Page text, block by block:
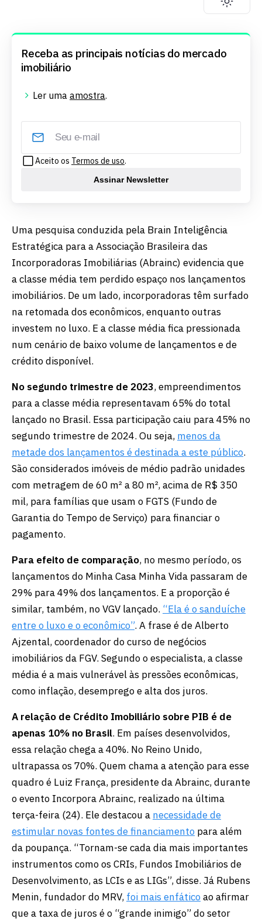
Receba as principais notícias do mercado
imobiliário
Ler uma amostra.
Aceito os Termos de uso.
Assinar Newsletter
Uma pesquisa conduzida pela Brain Inteligência
Estratégica para a Associação Brasileira das
Incorporadoras Imobiliárias (Abrainc) evidencia que
a classe média tem perdido espaço nos lançamentos
imobiliários. De um lado, incorporadoras têm surfado
na retomada dos econômicos, enquanto outras
investem no luxo. E a classe média fica pressionada
num cenário de baixo volume de lançamentos e de
crédito disponível.
No segundo trimestre de 2023, empreendimentos
para a classe média representavam 65% do total
lançado no Brasil. Essa participação caiu para 45% no
segundo trimestre de 2024. Ou seja, menos da
metade dos lançamentos é destinada a este público.
São considerados imóveis de médio padrão unidades
com metragem de 60 m² a 80 m², acima de R$ 350
mil, para famílias que usam o FGTS (Fundo de
Garantia do Tempo de Serviço) para financiar o
pagamento.
Para efeito de comparação, no mesmo período, os
lançamentos do Minha Casa Minha Vida passaram de
29% para 49% dos lançamentos. E a proporção é
similar, também, no VGV lançado. “Ela é o sanduíche
entre o luxo e o econômico”. A frase é de Alberto
Ajzental, coordenador do curso de negócios
imobiliários da FGV. Segundo o especialista, a classe
média é a mais vulnerável às pressões econômicas,
como inflação, desemprego e alta dos juros.
A relação de Crédito Imobiliário sobre PIB é de
apenas 10% no Brasil. Em países desenvolvidos,
essa relação chega a 40%. No Reino Unido,
ultrapassa os 70%. Quem chama a atenção para esse
quadro é Luiz França, presidente da Abrainc, durante
o evento Incorpora Abrainc, realizado na última
terça-feira (24). Ele destacou a necessidade de
estimular novas fontes de financiamento para além
da poupança. “Tornam-se cada dia mais importantes
instrumentos como os CRIs, Fundos Imobiliários de
Desenvolvimento, as LCIs e as LIGs”, disse. Já Rubens
Menin, fundador do MRV, foi mais enfáticoao afirmar
que a taxa de juros é o “grande inimigo” do setor